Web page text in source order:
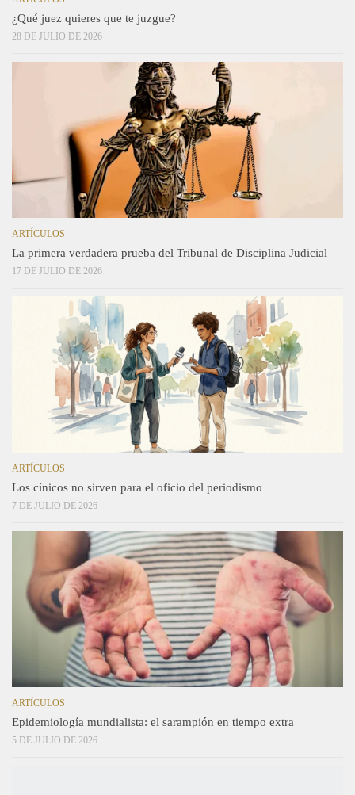
¿Qué juez quieres que te juzgue?
28 DE JULIO DE 2026
ARTÍCULOS
La primera verdadera prueba del Tribunal de Disciplina Judicial
17 DE JULIO DE 2026
ARTÍCULOS
Los cínicos no sirven para el oficio del periodismo
7 DE JULIO DE 2026
ARTÍCULOS
Epidemiología mundialista: el sarampión en tiempo extra
5 DE JULIO DE 2026